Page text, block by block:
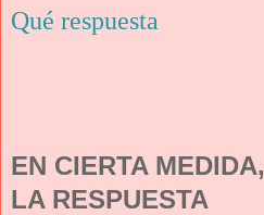
Qué respuesta
EN CIERTA MEDIDA,
LA RESPUESTA